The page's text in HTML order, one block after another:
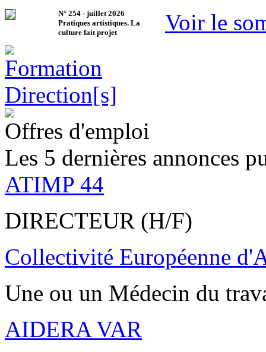
N° 254 - juillet 2026
Pratiques artistiques. La
culture fait projet
Voir le
Offres d'emploi
Les 5 dernières annonces
ATIMP 44
DIRECTEUR (H/F)
Collectivité Européenne
Une ou un Médecin du
AIDERA VAR